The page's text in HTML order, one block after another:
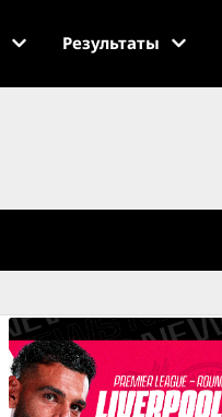
Результаты